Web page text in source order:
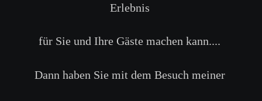
Erlebnis
für Sie und Ihre Gäste machen kann....
Dann haben Sie mit dem Besuch meiner